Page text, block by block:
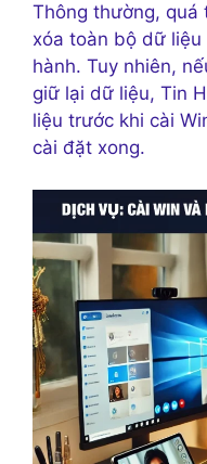
Thông thường, quá
xóa toàn bộ dữ
hành. Tuy nhiên,
giữ lại dữ liệu, Tin
liệu trước khi cài
cài đặt xong.